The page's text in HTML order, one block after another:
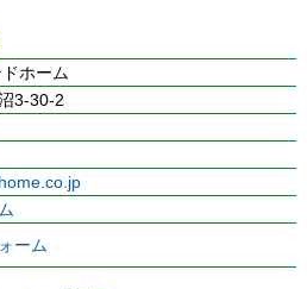
ホーム
3-30-2
ーム